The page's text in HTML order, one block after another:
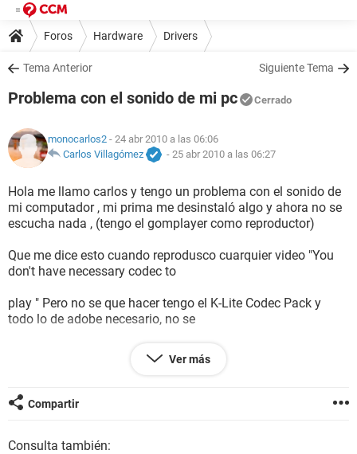
Foros Hardware Drivers
Tema Anterior Siguiente Tema
Problema con el sonido de mi pc Cerrado
monocarlos2 - 24 abr 2010 a las 06:06
Carlos Villagómez
- 25 abr 2010 a las 06:27
Hola me llamo carlos y tengo un problema con el sonido de
mi computador , mi prima me desinstaló algo y ahora no se
escucha nada , (tengo el gomplayer como reproductor)
Que me dice esto cuando reprodusco cuarquier video "You
don't have necessary codec to
play " Pero no se que hacer tengo el K-Lite Codec Pack y
todo lo de adobe necesario, no se
que pasa , tambien el icono de sonido de la barra de tareas
escribir aqui o a mi mail monocarlos2@gmail.com .....
Ver más
Compartir
Consulta también: